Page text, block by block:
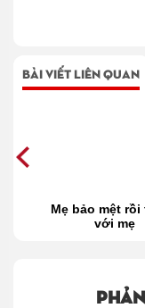
BÀI VIẾT LIÊN QUAN
Mẹ bảo mệt rồi
với mẹ